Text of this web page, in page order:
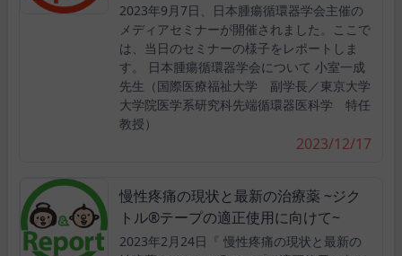
2023年9月7日、日本腫瘍循環器学会主催の
メディアセミナーが開催されました。ここで
は、当日のセミナーの様子をレポートしま
す。 日本腫瘍循環器学会について 小室一成
先生（国際医療福祉大学 副学長／東京大学
大学院医学系研究科先端循環器医科学 特任
教授）
2023/12/17
慢性疼痛の現状と最新の治療薬 ~ジク
トル®テープの適正使用に向けて~
2023年2月24日『 慢性疼痛の現状と最新の